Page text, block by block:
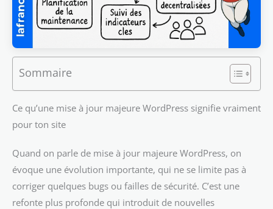
Sommaire
Ce qu’une mise à jour majeure WordPress signifie vraiment
pour ton site
Quand on parle de mise à jour majeure WordPress, on
évoque une évolution importante, qui ne se limite pas à
corriger quelques bugs ou failles de sécurité. C’est une
refonte plus profonde qui introduit de nouvelles